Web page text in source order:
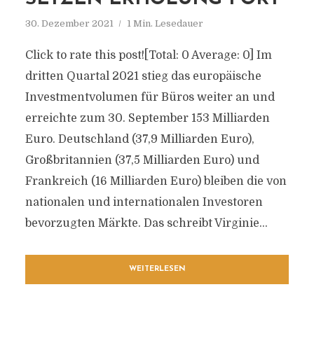
30. Dezember 2021 1 Min. Lesedauer
Click to rate this post![Total: 0 Average: 0] Im
dritten Quartal 2021 stieg das europäische
Investmentvolumen für Büros weiter an und
erreichte zum 30. September 153 Milliarden
Euro. Deutschland (37,9 Milliarden Euro),
Großbritannien (37,5 Milliarden Euro) und
Frankreich (16 Milliarden Euro) bleiben die von
nationalen und internationalen Investoren
bevorzugten Märkte. Das schreibt Virginie...
WEITERLESEN